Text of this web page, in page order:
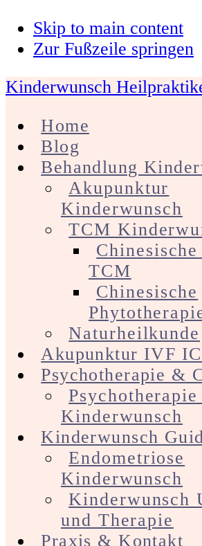
Skip to main content
Zur Fußzeile springen
Kinderwunsch
Home
Blog
Behandlung
Akupunktur
Kinderwunsch
TCM
TCM
Chinesische
Naturheilkunde
Akupunktur IVF
Psychotherapie &
Psychotherapie
Kinderwunsch
Kinderwunsch
Endometriose
Kinderwunsch
Kinderwunsch
und Therapie
Praxis & Kontakt